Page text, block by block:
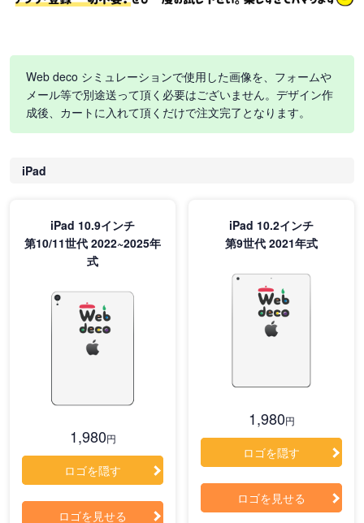
Web deco シミュレーションで使用した画像を、フォームや
メール等で別途送って頂く必要はございません。デザイン作
成後、カートに入れて頂くだけで注文完了となります。
iPad
iPad 10.9インチ
第10/11世代 2022~2025年
式
1,980円
ロゴを隠す
ロゴを見せる
iPad 10.2インチ
第9世代 2021年式
1,980円
ロゴを隠す
ロゴを見せる